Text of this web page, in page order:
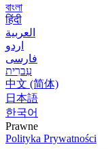
বাংলা
हिंदी
العربية
اردو
فارسی
עִברִית
中文 (简体)
日本語
한국어
Prawne
Polityka Prywatności